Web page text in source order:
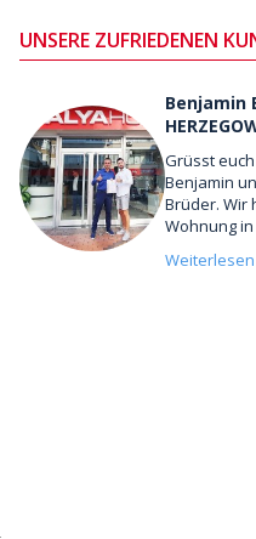
UNSERE ZUFRIEDENEN
Benjamin
Grüsst
Benjamin
Brüder. Wir
Wohnung
Weiterlesen